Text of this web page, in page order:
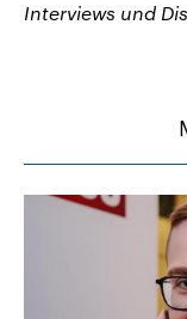
Interviews und